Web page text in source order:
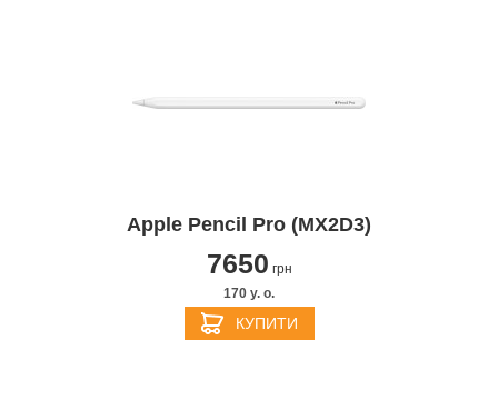
Apple Pencil Pro (MX2D3)
7650 грн
170 y. о.
КУПИТИ